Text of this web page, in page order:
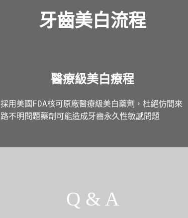
牙齒美白流程
醫療級美白療程
採用美國FDA核可原廠醫療級美白藥劑，杜絕仿間來
路不明問題藥劑可能造成牙齒永久性敏感問題
Q & A